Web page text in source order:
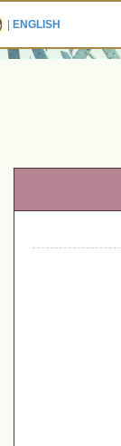
ENGLISH
|